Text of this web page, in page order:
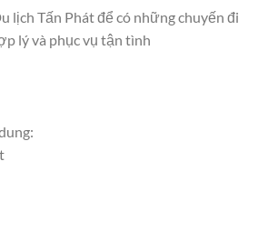
lịch Tấn Phát để có những chuyến đi
lý và phục vụ tận tình